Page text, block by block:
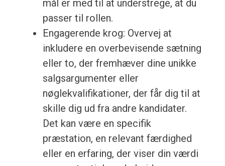
mål er med til at understrege, at du
passer til rollen.
Engagerende krog: Overvej at
inkludere en overbevisende sætning
eller to, der fremhæver dine unikke
salgsargumenter eller
nøglekvalifikationer, der får dig til at
skille dig ud fra andre kandidater.
Det kan være en specifik
præstation, en relevant færdighed
eller en erfaring, der viser din værdi